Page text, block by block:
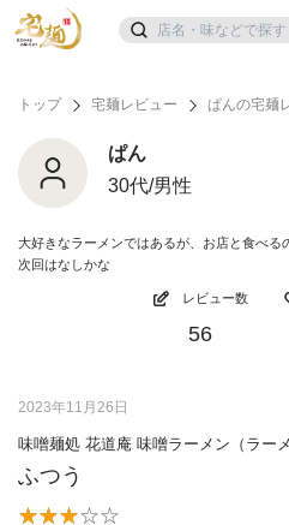
トップ 宅麺レビュー ぱんの宅麺
ぱん
30代/男性
大好きなラーメンではあるが、お店と食べる
次回はなしかな
レビュー数
56
2023年11月26日
味噌麺処 花道庵 味噌ラーメン（ラー
ふつう